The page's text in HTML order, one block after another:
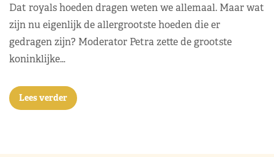
Dat royals hoeden dragen weten we allemaal. Maar wat
zijn nu eigenlijk de allergrootste hoeden die er
gedragen zijn? Moderator Petra zette de grootste
koninklijke…
Lees verder